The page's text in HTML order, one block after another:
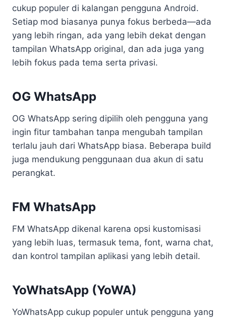
cukup populer di kalangan pengguna Android.
Setiap mod biasanya punya fokus berbeda—ada
yang lebih ringan, ada yang lebih dekat dengan
tampilan WhatsApp original, dan ada juga yang
lebih fokus pada tema serta privasi.
OG WhatsApp
OG WhatsApp sering dipilih oleh pengguna yang
ingin fitur tambahan tanpa mengubah tampilan
terlalu jauh dari WhatsApp biasa. Beberapa build
juga mendukung penggunaan dua akun di satu
perangkat.
FM WhatsApp
FM WhatsApp dikenal karena opsi kustomisasi
yang lebih luas, termasuk tema, font, warna chat,
dan kontrol tampilan aplikasi yang lebih detail.
YoWhatsApp (YoWA)
YoWhatsApp cukup populer untuk pengguna yang